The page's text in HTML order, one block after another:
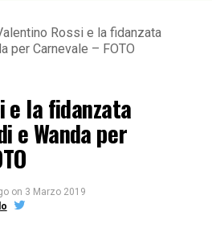
Rossi e la fidanzata
per Carnevale – FOTO
e la fidanzata
e Wanda per
on 3 Marzo 2019